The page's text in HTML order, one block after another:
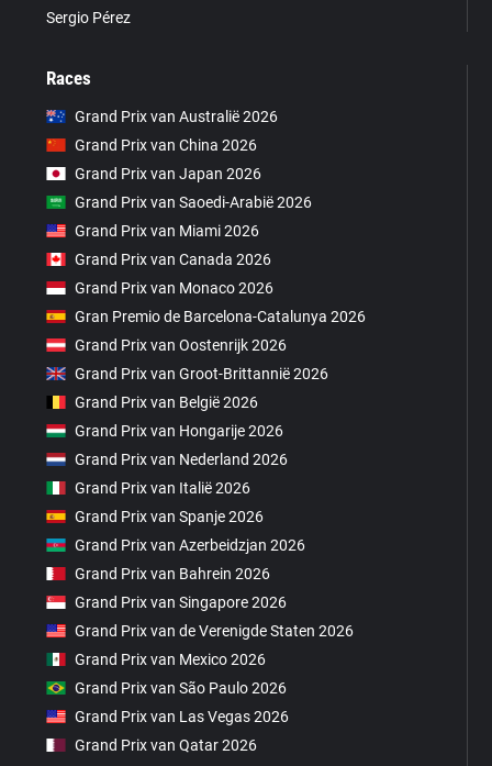
Sergio Pérez
Races
Grand Prix van Australië 2026
Grand Prix van China 2026
Grand Prix van Japan 2026
Grand Prix van Saoedi-Arabië 2026
Grand Prix van Miami 2026
Grand Prix van Canada 2026
Grand Prix van Monaco 2026
Gran Premio de Barcelona-Catalunya 2026
Grand Prix van Oostenrijk 2026
Grand Prix van Groot-Brittannië 2026
Grand Prix van België 2026
Grand Prix van Hongarije 2026
Grand Prix van Nederland 2026
Grand Prix van Italië 2026
Grand Prix van Spanje 2026
Grand Prix van Azerbeidzjan 2026
Grand Prix van Bahrein 2026
Grand Prix van Singapore 2026
Grand Prix van de Verenigde Staten 2026
Grand Prix van Mexico 2026
Grand Prix van São Paulo 2026
Grand Prix van Las Vegas 2026
Grand Prix van Qatar 2026